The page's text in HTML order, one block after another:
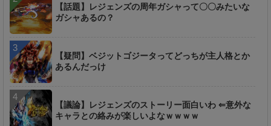
【話題】レジェンズの周年ガシャって〇〇みたいな
ガシャあるの？
【疑問】ベジットゴジータってどっちが主人格とか
あるんだっけ
【議論】レジェンズのストーリー面白いわ ⇐意外な
キャラとの絡みが楽しいよなｗｗｗｗ